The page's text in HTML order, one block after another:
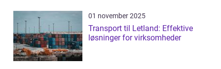
01 november 2025
Transport til Letland: Effektive
løsninger for virksomheder